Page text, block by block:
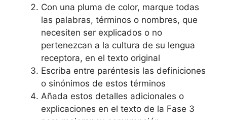
Con una pluma de color, marque todas
las palabras, términos o nombres, que
necesiten ser explicados o no
pertenezcan a la cultura de su lengua
receptora, en el texto original
Escriba entre paréntesis las definiciones
o sinónimos de estos términos
Añada estos detalles adicionales o
explicaciones en el texto de la Fase 3